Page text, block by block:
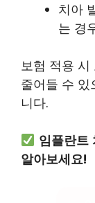
치아
는 경
보험 적용 시
줄어들 수
니다.
임플란트
알아보세요!